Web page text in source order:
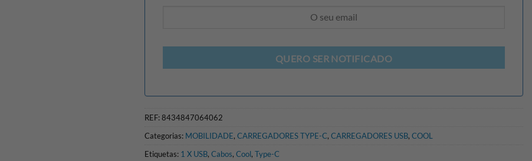
QUERO SER NOTIFICADO
REF:8434847064062
Categorias: MOBILIDADE, CARREGADORES TYPE-C, CARREGADORES USB, COOL
Etiquetas: 1 X USB, Cabos, Cool, Type-C